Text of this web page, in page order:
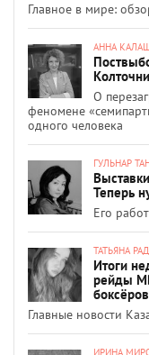
Главное в мире:
АННА
О
феномене
одного человека
ГУЛЬНАР
Теперь
Его
ТАТЬЯНА
Итоги
рейды
боксёров
Главные новости
ИРИНА